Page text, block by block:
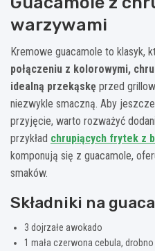
warzywami
Kremowe guacamole to klasyk,
połączeniu z kolorowymi,
idealną przekąskę przed
niezwykle smaczną. Aby
przyjęcie, warto rozważyć
przykład chrupiących frytek z
komponują się z guacamole,
smaków.
Składniki na
3 dojrzałe awokado
1 mała czerwona cebula,